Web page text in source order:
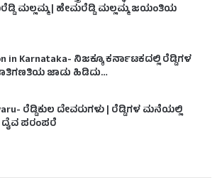
ಮಲ್ಲಮ್ಮ | ಹೇಮರೆಡ್ಡಿ ಮಲ್ಲಮ್ಮ ಜಯಂತಿಯ
in Karnataka- ನಿಜಕ್ಕೂ ಕರ್ನಾಟಕದಲ್ಲಿ ರೆಡ್ಡಿಗಳ
ಜಾಡು ಹಿಡಿದು…
ರೆಡ್ಡಿಕುಲ ದೇವರುಗಳು | ರೆಡ್ಡಿಗಳ ಮನೆಯಲ್ಲಿ
ಪರಂಪರೆ